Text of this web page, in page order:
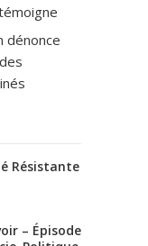
dénonce
Résistante
– Épisode